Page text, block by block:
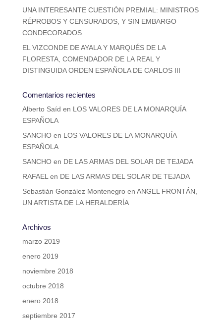
UNA INTERESANTE CUESTIÓN PREMIAL: MINISTROS
RÉPROBOS Y CENSURADOS, Y SIN EMBARGO
CONDECORADOS
EL VIZCONDE DE AYALA Y MARQUÉS DE LA
FLORESTA, COMENDADOR DE LA REAL Y
DISTINGUIDA ORDEN ESPAÑOLA DE CARLOS III
Comentarios recientes
Alberto Saíd en LOS VALORES DE LA MONARQUÍA
ESPAÑOLA
SANCHOen LOS VALORES DE LA MONARQUÍA
ESPAÑOLA
SANCHOen DE LAS ARMAS DEL SOLAR DE TEJADA
RAFAELen DE LAS ARMAS DEL SOLAR DE TEJADA
Sebastián González Montenegroen ANGEL FRONTÁN,
UN ARTISTA DE LA HERALDERÍA
Archivos
marzo 2019
enero 2019
noviembre 2018
octubre 2018
enero 2018
septiembre 2017